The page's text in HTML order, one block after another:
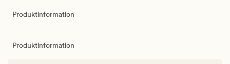
Produktinformation
Produktinformation